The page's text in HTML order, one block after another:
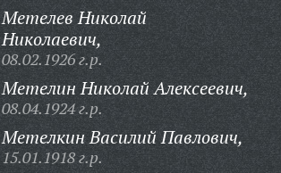
Метелев Николай
Николаевич,
08.02.1926 г.р.
Метелин Николай Алексеевич,
08.04.1924 г.р.
Метелкин Василий Павлович,
15.01.1918 г.р.